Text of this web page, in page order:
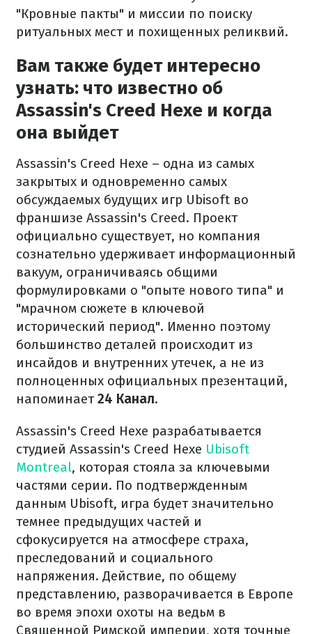
"Кровные пакты" и миссии по поиску
ритуальных мест и похищенных реликвий.
Вам также будет интересно
узнать: что известно об
Assassin's Creed Hexe и когда
она выйдет
Assassin's Creed Hexe – одна из самых
закрытых и одновременно самых
обсуждаемых будущих игр Ubisoft во
франшизе Assassin's Creed. Проект
официально существует, но компания
сознательно удерживает информационный
вакуум, ограничиваясь общими
формулировками о "опыте нового типа" и
"мрачном сюжете в ключевой
исторический период". Именно поэтому
большинство деталей происходит из
инсайдов и внутренних утечек, а не из
полноценных официальных презентаций,
напоминает24 Канал.
Assassin's Creed Hexe разрабатывается
студией Assassin's Creed Hexe Ubisoft
Montreal, которая стояла за ключевыми
частями серии. По подтвержденным
данным Ubisoft, игра будет значительно
темнее предыдущих частей и
сфокусируется на атмосфере страха,
преследований и социального
напряжения. Действие, по общему
представлению, разворачивается в Европе
во время эпохи охоты на ведьм в
Священной Римской империи, хотя точные